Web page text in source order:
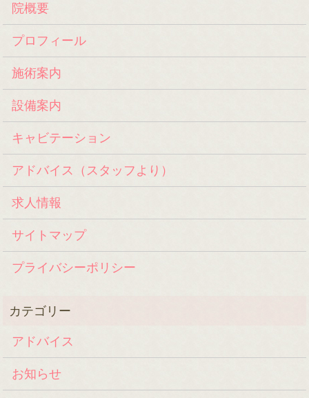
院概要
プロフィール
施術案内
設備案内
キャビテーション
アドバイス（スタッフより）
求人情報
サイトマップ
プライバシーポリシー
アドバイス
お知らせ